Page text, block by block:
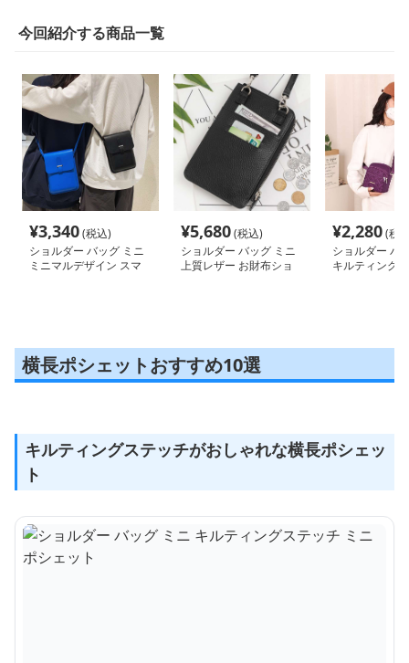
今回紹介する商品一覧
¥3,340(税込)
ショルダー バッグ ミニ
ミニマルデザイン スマ
¥5,680(税込)
ショルダー バッグ ミニ
上質レザー お財布ショ
¥2,280(税
ショルダー バ
キルティング
横長ポシェットおすすめ10選
キルティングステッチがおしゃれな横長ポシェッ
ト